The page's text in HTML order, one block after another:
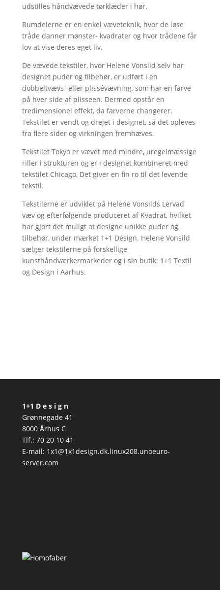
udstilles håndvævede tørklæder i hør.
Rumdelerne er en enkel væveteknik, hvor de løse
tråde danner mønster- kvadrater og hvor trådene får
lov at vise deres eget liv.
De vævede tekstiler, hvor Helene Vonsild selv har
designet puder og tilbehør, er udført i en
dobbeltvævs- eller plissévævning, som har en farve
på hver side af plisseen. Dermed opstår en
tredimensionel effekt, da farverne changerer.
Tekstilet er vendt og drejet i designet, så det opleves
fra flere sider og virkningen fremhæves.
Tekstilet Tokyo er vævet med mindre, uregelmæssige
riller i strukturen og er i designet kombineret med
tekstilet Chicago, Det giver en fin ro til det levende
tekstil.
Tekstilerne er udviklet på Helene Vonsilds Lervad
væv og efterfølgende produceret af Kvadrat, hvilket
har gjort det muligt at designe unikke puder og
tilbehør, under mærket 1+1 Design. Helene Vonsild
sælger tekstilerne på forskellige
kunsthåndværkermarkeder og i sin butik: 1+1 Textil
og Design i Aarhus.
1+1 D e s i g n
Grønnegade 41
8000 Århus C
Tlf.: 70 20 10 41
E-mail: 1x1@1x1design.dk.linux208.unoeuro-
server.com